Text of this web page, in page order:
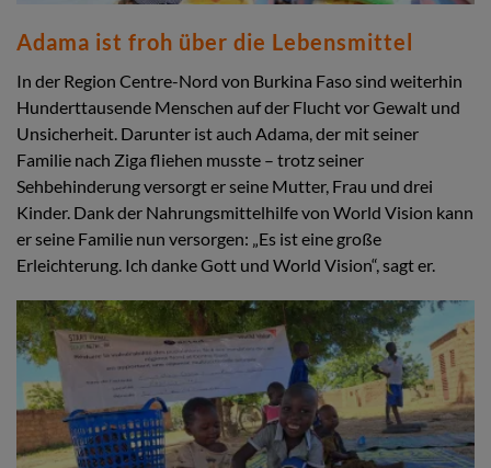
Adama ist froh über die Lebensmittel
In der Region Centre-Nord von Burkina Faso sind weiterhin
Hunderttausende Menschen auf der Flucht vor Gewalt und
Unsicherheit. Darunter ist auch Adama, der mit seiner
Familie nach Ziga fliehen musste – trotz seiner
Sehbehinderung versorgt er seine Mutter, Frau und drei
Kinder. Dank der Nahrungsmittelhilfe von World Vision kann
er seine Familie nun versorgen: „Es ist eine große
Erleichterung. Ich danke Gott und World Vision“, sagt er.